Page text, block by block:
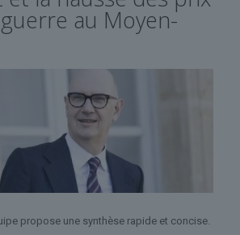
au Moyen-
propose une synthèse rapide et concise.